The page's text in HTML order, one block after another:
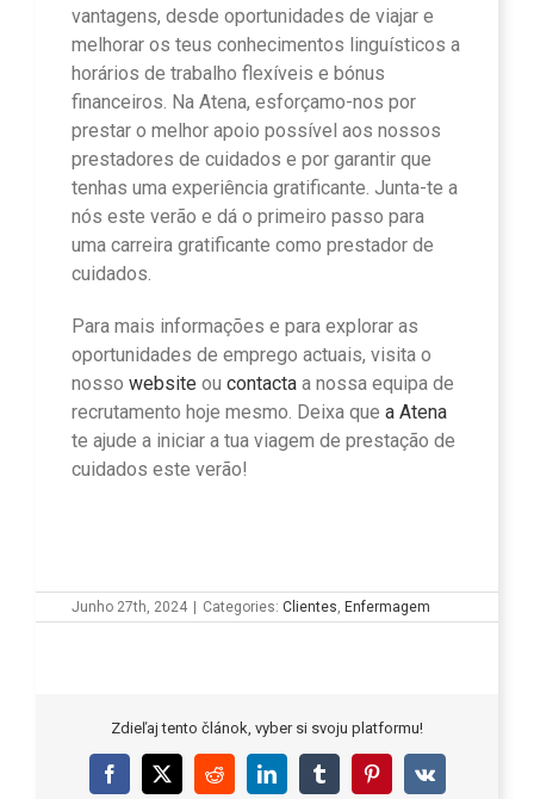
vantagens, desde oportunidades de viajar e
melhorar os teus conhecimentos linguísticos a
horários de trabalho flexíveis e bónus
financeiros. Na Atena, esforçamo-nos por
prestar o melhor apoio possível aos nossos
prestadores de cuidados e por garantir que
tenhas uma experiência gratificante. Junta-te a
nós este verão e dá o primeiro passo para
uma carreira gratificante como prestador de
cuidados.
Para mais informações e para explorar as
oportunidades de emprego actuais, visita o
nosso website ou contacta a nossa equipa de
recrutamento hoje mesmo. Deixa que a Atena
te ajude a iniciar a tua viagem de prestação de
cuidados este verão!
Junho 27th, 2024 Categories: Clientes, Enfermagem
Zdieľaj tento článok, vyber si svoju platformu!
Facebook
X RedditLinkedInTumblrPinterest
Vk